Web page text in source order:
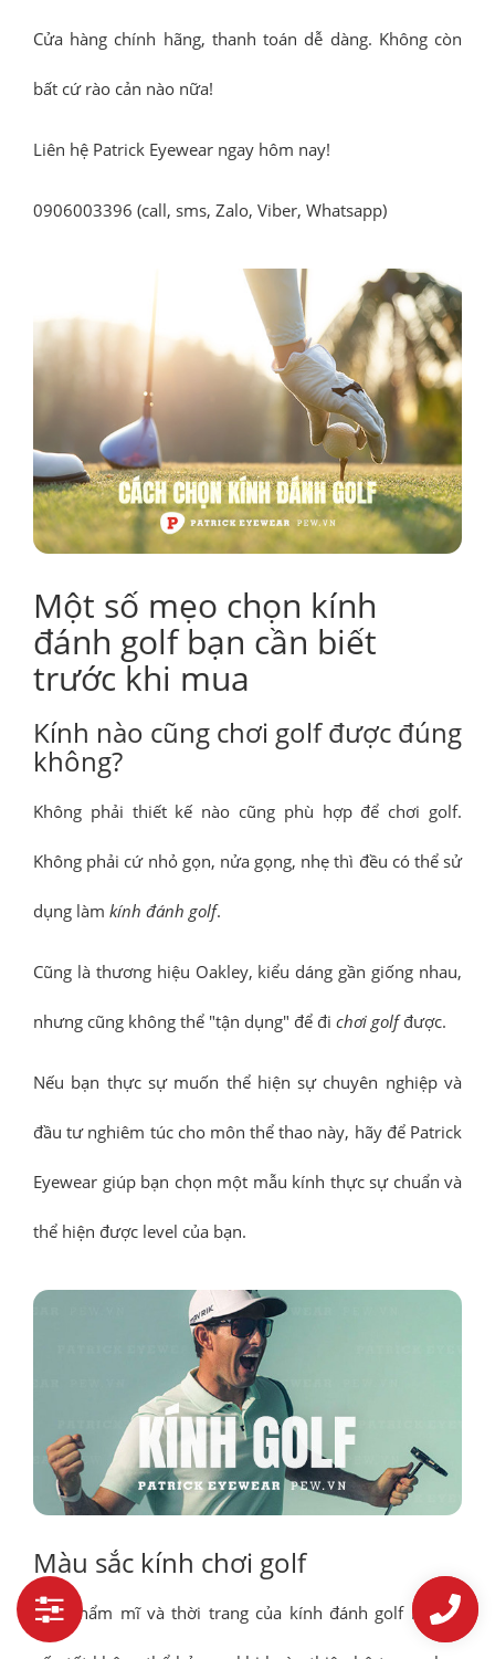
Kiểu tròng
Công nghệ tròng Chất liệu tròng
Giá
Cửa hàng chính hãng, thanh toán dễ dàng. Không còn
bất cứ rào cản nào nữa!
Liên hệ Patrick Eyewear ngay hôm nay!
0906003396 (call, sms, Zalo, Viber, Whatsapp)
Một số mẹo chọn kính
đánh golf bạn cần biết
trước khi mua
Kính nào cũng chơi golf được đúng
không?
Không phải thiết kế nào cũng phù hợp để chơi golf.
Không phải cứ nhỏ gọn, nửa gọng, nhẹ thì đều có thể sử
dụng làm kính đánh golf.
Cũng là thương hiệu Oakley, kiểu dáng gần giống nhau,
nhưng cũng không thể "tận dụng" để đi chơi golfđược.
Nếu bạn thực sự muốn thể hiện sự chuyên nghiệp và
đầu tư nghiêm túc cho môn thể thao này, hãy để Patrick
Eyewear giúp bạn chọn một mẫu kính thực sự chuẩn và
thể hiện được level của bạn.
Màu sắc kính chơi golf
Tính thẩm mĩ và thời trang của kính đánh golf là một